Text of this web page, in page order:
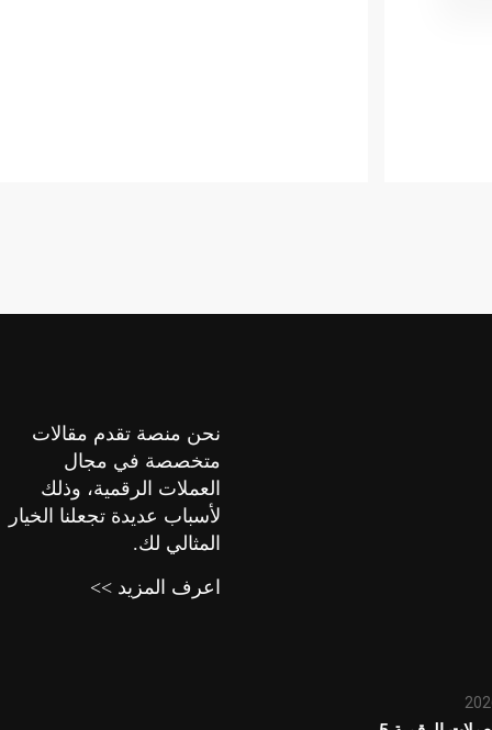
نحن منصة تقدم مقالات
متخصصة في مجال
العملات الرقمية، وذلك
لأسباب عديدة تجعلنا الخيار
المثالي لك.
اعرف المزيد >>